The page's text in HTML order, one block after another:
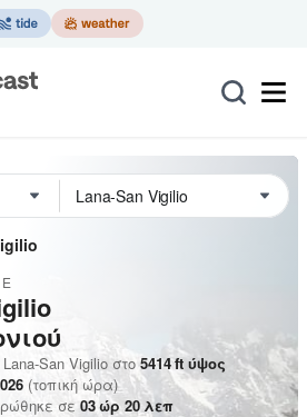
San Vigilio στο 5414ft ύψος
(τοπική ώρα)
σε03ώρ 20λεπ